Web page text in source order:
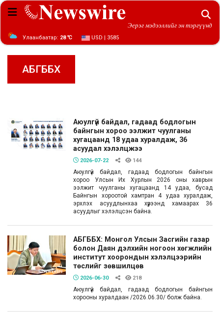
Эерэг мэдээллийг эн тэргүүнд
Улаанбаатар: 28 ℃ USD | 3585
АБГББХ
Аюулгүй байдал, гадаад бодлогын
байнгын хороо ээлжит чуулганы
хугацаанд 18 удаа хуралдаж, 36
асуудал хэлэлцжээ
2026-07-22 144
Аюулгүй байдал, гадаад бодлогын байнгын
хороо Улсын Их Хурлын 2026 оны хаврын
ээлжит чуулганы хугацаанд 14 удаа, бусад
Байнгын хороотой хамтран 4 удаа хуралдаж,
эрхлэх асуудлынхаа хүрээнд хамаарах 36
асуудлыг хэлэлцсэн байна.
АБГББХ: Монгол Улсын Засгийн газар
болон Даян дэлхийн ногоон хөгжлийн
институт хоорондын хэлэлцээрийн
төслийг зөвшилцөв
2026-06-30 218
Аюулгүй байдал, гадаад бодлогын байнгын
хорооны хуралдаан /2026.06.30/ болж байна.